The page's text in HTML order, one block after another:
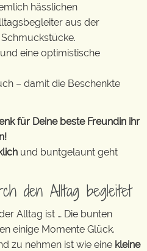
hässlichen
aus der
eine optimistische
– damit die Beschenkte
für Deine beste Freundin ihr
und buntgelaunt geht
den Alltag begleitet
Alltag ist … Die bunten
einige Momente Glück.
zu nehmen ist wie eine kleine